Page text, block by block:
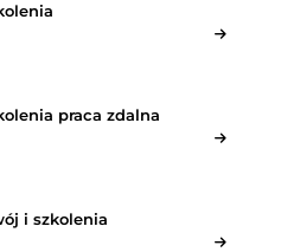
praca zdalna
i szkolenia